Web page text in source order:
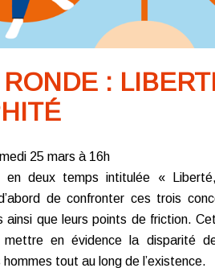
:
25 mars à 16h
en deux temps intitulée «
de confronter ces trois
ainsi que leurs points de friction.
mettre en évidence la disparité
tout au long de l’existence.